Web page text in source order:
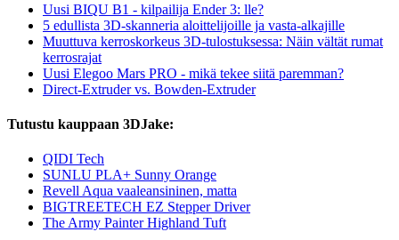
Uusi BIQU B1 - kilpailija Ender 3: lle?
5 edullista 3D-skanneria aloittelijoille ja vasta-alkajille
Muuttuva kerroskorkeus 3D-tulostuksessa: Näin vältät rumat
kerrosrajat
Uusi Elegoo Mars PRO - mikä tekee siitä paremman?
Direct-Extruder vs. Bowden-Extruder
Tutustu kauppaan 3DJake:
QIDI Tech
SUNLU PLA+ Sunny Orange
Revell Aqua vaaleansininen, matta
BIGTREETECH EZ Stepper Driver
The Army Painter Highland Tuft